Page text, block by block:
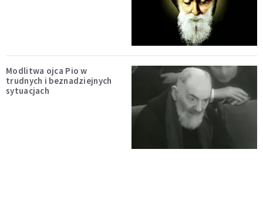
Modlitwa ojca Pio w
trudnych i beznadziejnych
sytuacjach